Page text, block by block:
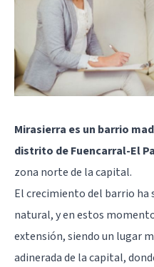
Mirasierra es un barrio
distrito de Fuencarral-El
zona norte de la capital.
El crecimiento del barrio
natural, y en estos
extensión, siendo un lugar
adinerada de la capital,